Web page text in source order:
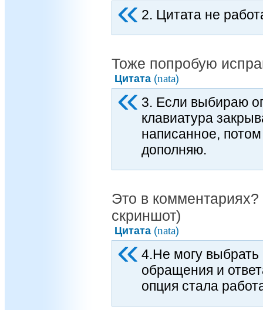
2. Цитата не
Тоже попробую
Цитата (nata)
3. Если выбираю
клавиатура
написанное,
дополняю.
Это в
скриншот)
Цитата (nata)
4.Не могу
обращения и
опция стала